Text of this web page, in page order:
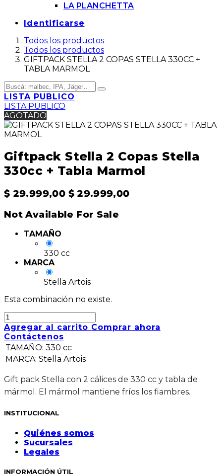
LA PLANCHETTA
Identificarse
Todos los productos
Todos los productos
GIFTPACK STELLA 2 COPAS STELLA 330CC +
TABLA MARMOL
LISTA PUBLICO
LISTA PUBLICO
AGOTADO
Giftpack Stella 2 Copas Stella
330cc + Tabla Marmol
$ 29.999,00 $29.999,00
Not Available For Sale
TAMAÑO
330 cc
MARCA
Stella Artois
Esta combinación no existe.
Agregar al carrito Comprar ahora
Contáctenos
TAMAÑO: 330 cc
MARCA: Stella Artois
Gift pack Stella con 2 cálices de 330 cc y tabla de
mármol. El mármol mantiene fríos los fiambres.
INSTITUCIONAL
Quiénes somos
Sucursales
Legales
INFORMACIÓN ÚTIL